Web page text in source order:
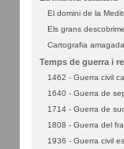
El domini de la
Els grans
Cartografia amagada
Temps de guerra i
1462 - Guerra civil
1640 - Guerra de
1714 - Guerra de
1808 - Guerra del
1936 - Guerra civil